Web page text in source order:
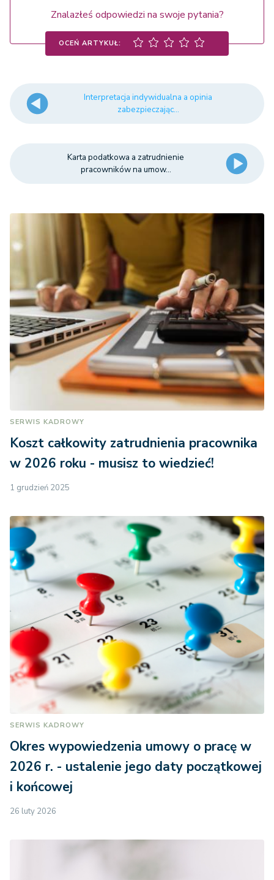
Znalazłeś odpowiedzi na swoje pytania?
OCEŃ ARTYKUŁ:
Interpretacja indywidualna a opinia
zabezpieczając...
Karta podatkowa a zatrudnienie
pracowników na umow...
SERWIS KADROWY
Koszt całkowity zatrudnienia pracownika
w 2026 roku - musisz to wiedzieć!
1 grudzień 2025
SERWIS KADROWY
Okres wypowiedzenia umowy o pracę w
2026 r. - ustalenie jego daty początkowej
i końcowej
26 luty 2026